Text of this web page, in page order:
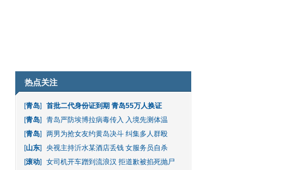
热点关注
[青岛]
首批二代身份证到期 青岛55万人换证
[青岛]
青岛严防埃博拉病毒传入 入境先测体温
[青岛]
两男为抢女友约黄岛决斗 纠集多人群殴
[山东]
央视主持沂水某酒店丢钱 女服务员自杀
[滚动]
女司机开车蹭到流浪汉 拒道歉被掐死抛尸